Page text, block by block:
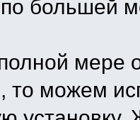
большей
мере
то можем